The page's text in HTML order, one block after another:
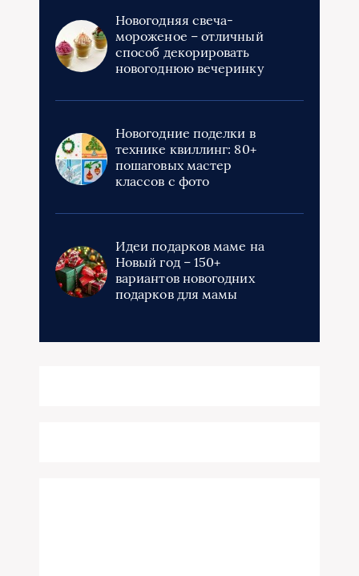
Новогодняя свеча-
мороженое – отличный
способ декорировать
новогоднюю вечеринку
Новогодние поделки в
технике квиллинг: 80+
пошаговых мастер
классов с фото
Идеи подарков маме на
Новый год – 150+
вариантов новогодних
подарков для мамы